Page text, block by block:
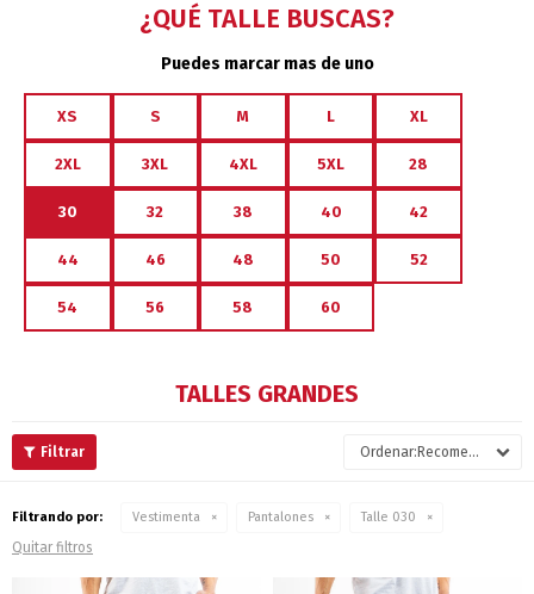
¿QUÉ TALLE BUSCAS?
Puedes marcar mas de uno
XS S M L XL
2XL 3XL 4XL 5XL 28
30 32 38 40 42
44 46 48 50 52
54 56 58 60
TALLES GRANDES
Recomendados
Filtrando por: Vestimenta Pantalones Talle 030
Quitar filtros